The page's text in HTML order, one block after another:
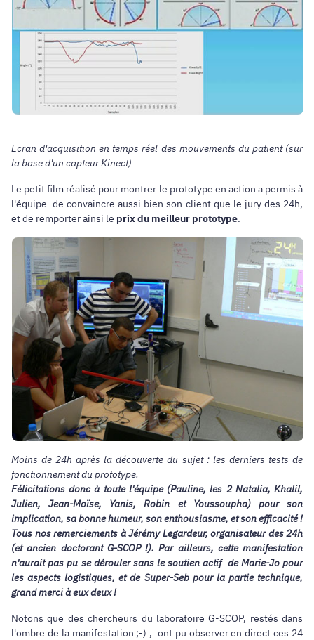
Ecran d'acquisition en temps réel des mouvements du patient (sur
la base d'un capteur Kinect)
Le petit film réalisé pour montrer le prototype en action a permis à
l'équipe de convaincre aussi bien son client que le jury des 24h,
et de remporter ainsi le prix du meilleur prototype.
Moins de 24h après la découverte du sujet : les derniers tests de
fonctionnement du prototype.
Félicitations donc à toute l'équipe (Pauline, les 2 Natalia, Khalil,
Julien, Jean-Moïse, Yanis, Robin et Youssoupha) pour son
implication, sa bonne humeur, son enthousiasme, et son efficacité !
Tous nos remerciements à Jérémy Legardeur, organisateur des 24h
(et ancien doctorant G-SCOP !). Par ailleurs, cette manifestation
n'aurait pas pu se dérouler sans le soutien actif de Marie-Jo pour
les aspects logistiques, et de Super-Seb pour la partie technique,
grand merci à eux deux !
Notons que des chercheurs du laboratoire G-SCOP, restés dans
l'ombre de la manifestation ;-) , ont pu observer en direct ces 24